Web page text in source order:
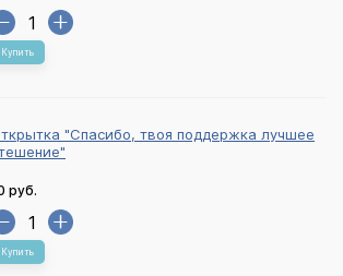
Купить
"Спасибо, твоя поддержка лучшее
руб.
Купить